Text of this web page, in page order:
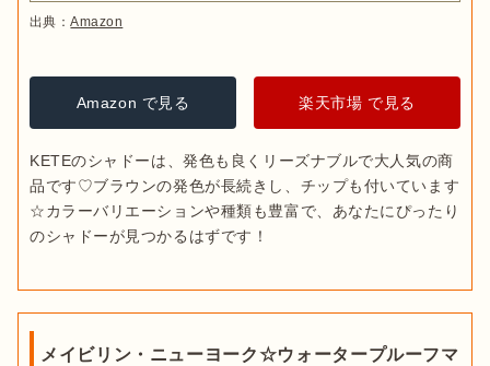
出典：Amazon
Amazon で見る 楽天市場 で見る
KETEのシャドーは、発色も良くリーズナブルで大人気の商
品です♡ブラウンの発色が長続きし、チップも付いています
☆カラーバリエーションや種類も豊富で、あなたにぴったり
のシャドーが見つかるはずです！
メイビリン・ニューヨーク☆ウォータープルーフマ